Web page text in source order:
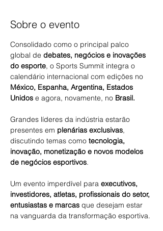
Sobre o evento
Consolidado como o principal palco
global de debates, negócios e inovações
do esporte, o Sports Summit integra o
calendário internacional com edições no
México, Espanha, Argentina, Estados
Unidos e agora, novamente, no Brasil.
Grandes líderes da indústria estarão
presentes em plenárias exclusivas,
discutindo temas como tecnologia,
inovação, monetização e novos modelos
de negócios esportivos.
Um evento imperdível para executivos,
investidores, atletas, profissionais do setor,
entusiastas e marcas que desejam estar
na vanguarda da transformação esportiva.